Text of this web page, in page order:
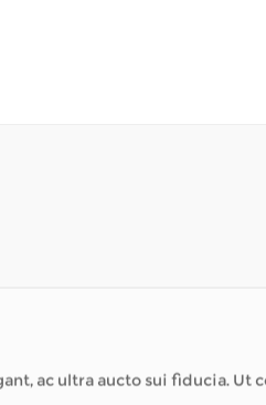
Lupum Wheelchair Manufacturer